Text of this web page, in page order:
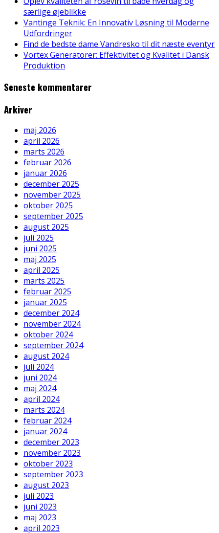
særlige øjeblikke
Vantinge Teknik: En Innovativ Løsning til Moderne
Udfordringer
Find de bedste dame Vandresko til dit næste eventyr
Vortex Generatorer: Effektivitet og Kvalitet i Dansk
Produktion
Seneste kommentarer
Arkiver
maj 2026
april 2026
marts 2026
februar 2026
januar 2026
december 2025
november 2025
oktober 2025
september 2025
august 2025
juli 2025
juni 2025
maj 2025
april 2025
marts 2025
februar 2025
januar 2025
december 2024
november 2024
oktober 2024
september 2024
august 2024
juli 2024
juni 2024
maj 2024
april 2024
marts 2024
februar 2024
januar 2024
december 2023
november 2023
oktober 2023
september 2023
august 2023
juli 2023
juni 2023
maj 2023
april 2023